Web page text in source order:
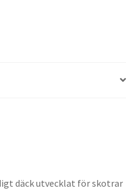
däck utvecklat för skotrar